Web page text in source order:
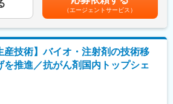
業だけでなく、現地調査やご提案、工事管理、
で一貫して携わるため、幅広い知識や技術を
能です。
ご自身がお住まいを建てたり、理想の我が家
（7月・12月）その他車両持込手当あり
金はあくまでも目安の金額であり、選考を通
があります。月給(月額)は固定手当を含めた表
（エージェントサービス）
産技術】バイオ・注射剤の技術移
を推進／抗がん剤国内トップシェ